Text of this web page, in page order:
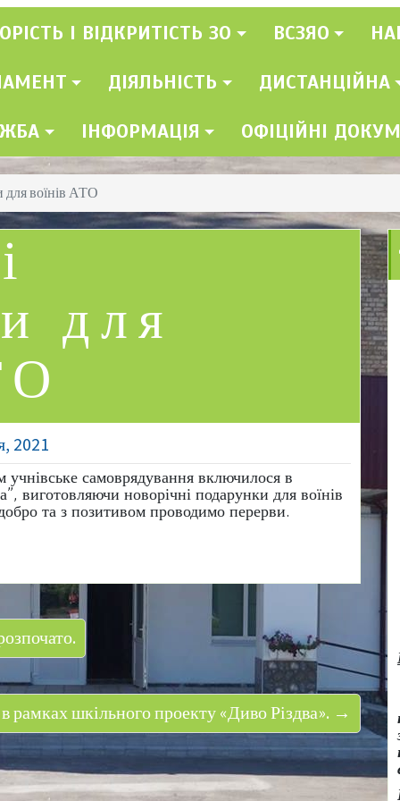
І ВІДКРИТІСТЬ ЗО ВСЗЯО
ДІЯЛЬНІСТЬ ДИСТАНЦІЙНА
ІНФОРМАЦІЯ ОФІЦІЙНІ
для воїнів АТО
для
2021
самоврядування включилося в
виготовляючи новорічні подарунки для воїнів
та з позитивом проводимо перерви.
в рамках шкільного проекту «Диво Різдва». →